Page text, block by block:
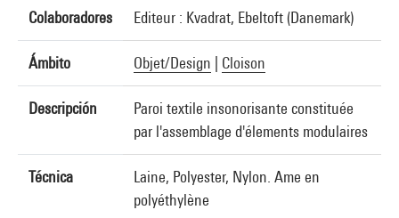
Colaboradores Editeur : Kvadrat, Ebeltoft (Danemark)
Ámbito Objet/Design Cloison
Descripción
Paroi textile insonorisante constituée
par l'assemblage d'élements modulaires
Técnica
Laine, Polyester, Nylon. Ame en
polyéthylène